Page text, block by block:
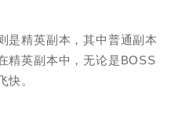
是精英副本，其中普通副本
精英副本中，无论是BOSS
快。